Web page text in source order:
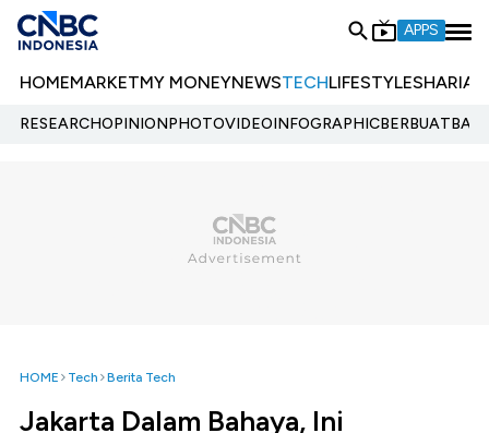
APPS
HOMEMARKETMY MONEYNEWSTECHLIFESTYLESHARIA
RESEARCHOPINIONPHOTOVIDEOINFOGRAPHIC
HOME Tech Berita Tech
Jakarta Dalam Bahaya, Ini